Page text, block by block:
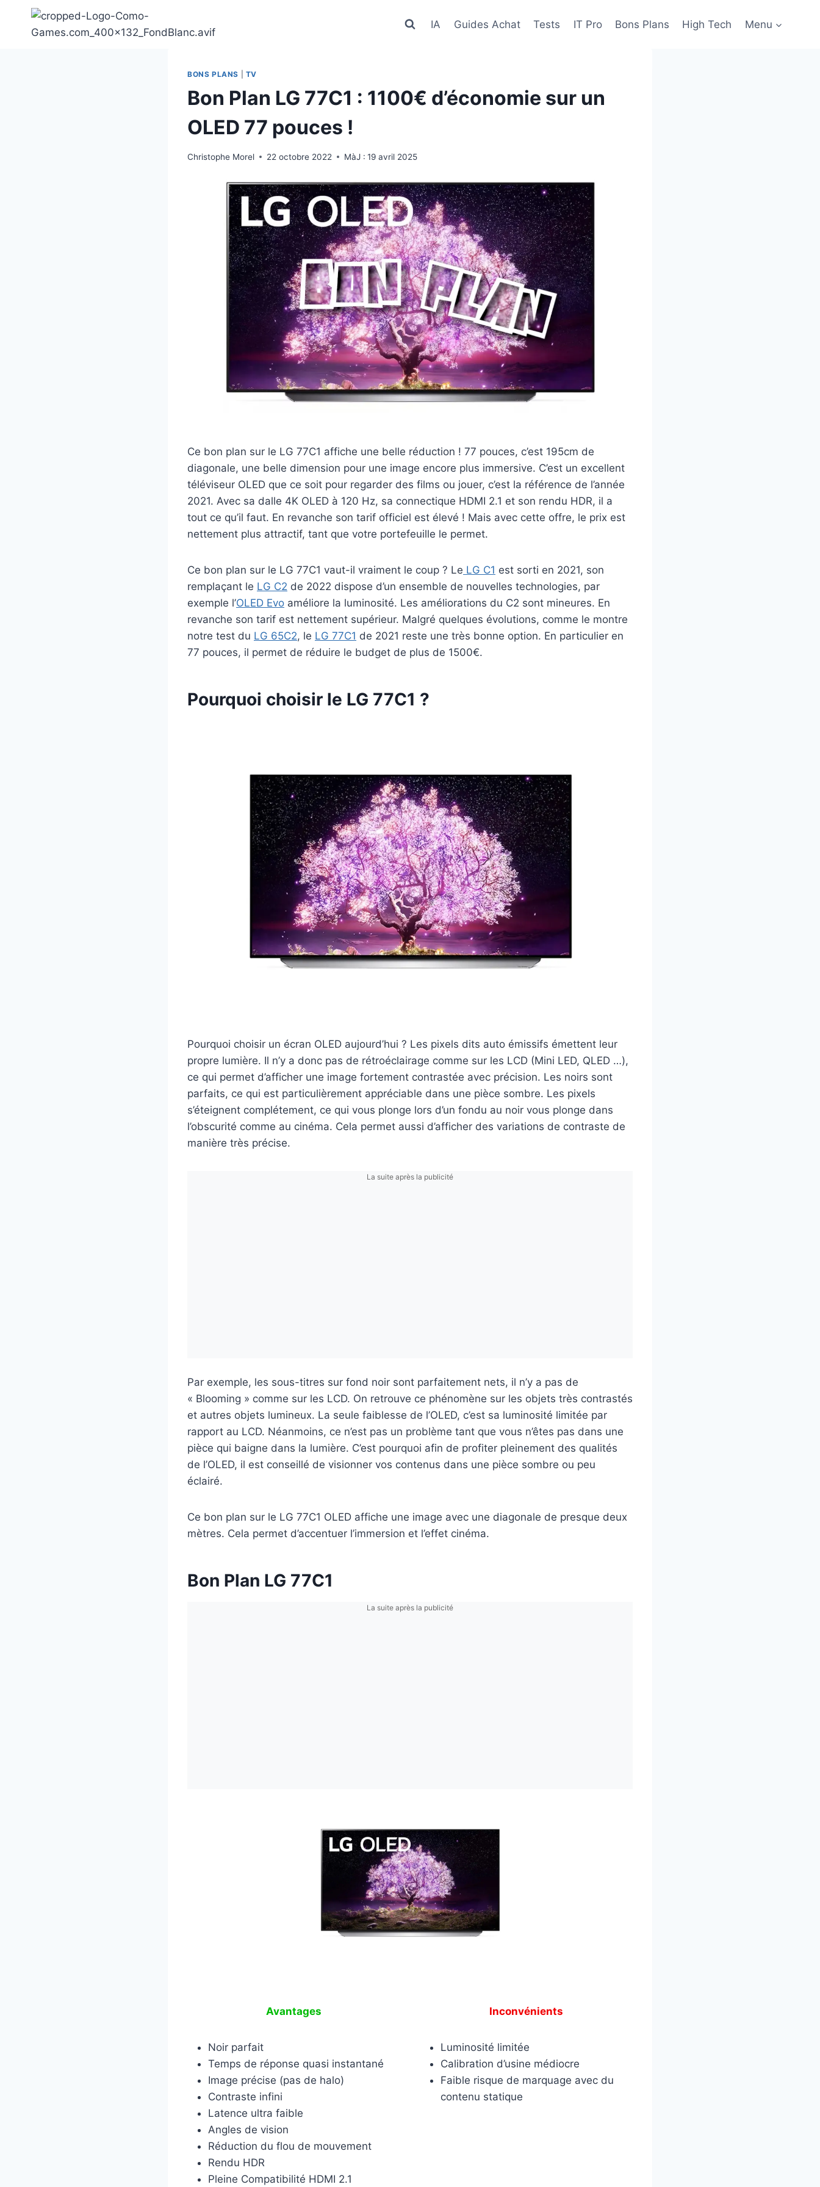
contenu
IA Guides Achat Tests IT Pro Bons Plans High Tech Menu
BONS PLANS TV
Bon Plan LG 77C1 : 1100€ d’économie sur un
OLED 77 pouces !
Christophe Morel 22 octobre 2022 MàJ : 19 avril 2025
Ce bon plan sur le LG 77C1 affiche une belle réduction ! 77 pouces, c’est 195cm de
diagonale, une belle dimension pour une image encore plus immersive. C’est un excellent
téléviseur OLED que ce soit pour regarder des films ou jouer, c’est la référence de l’année
2021. Avec sa dalle 4K OLED à 120 Hz, sa connectique HDMI 2.1 et son rendu HDR, il a
tout ce qu’il faut. En revanche son tarif officiel est élevé ! Mais avec cette offre, le prix est
nettement plus attractif, tant que votre portefeuille le permet.
Ce bon plan sur le LG 77C1 vaut-il vraiment le coup ? Le LG C1 est sorti en 2021, son
remplaçant le LG C2 de 2022 dispose d’un ensemble de nouvelles technologies, par
exemple l’OLED Evo améliore la luminosité. Les améliorations du C2 sont mineures. En
revanche son tarif est nettement supérieur. Malgré quelques évolutions, comme le montre
notre test du LG 65C2, le LG 77C1 de 2021 reste une très bonne option. En particulier en
77 pouces, il permet de réduire le budget de plus de 1500€.
Pourquoi choisir le LG 77C1 ?
Pourquoi choisir un écran OLED aujourd’hui ? Les pixels dits auto émissifs émettent leur
propre lumière. Il n’y a donc pas de rétroéclairage comme sur les LCD (Mini LED, QLED …),
ce qui permet d’afficher une image fortement contrastée avec précision. Les noirs sont
parfaits, ce qui est particulièrement appréciable dans une pièce sombre. Les pixels
s’éteignent complétement, ce qui vous plonge lors d’un fondu au noir vous plonge dans
l’obscurité comme au cinéma. Cela permet aussi d’afficher des variations de contraste de
manière très précise.
La suite après la publicité
Par exemple, les sous-titres sur fond noir sont parfaitement nets, il n’y a pas de
« Blooming » comme sur les LCD. On retrouve ce phénomène sur les objets très contrastés
et autres objets lumineux. La seule faiblesse de l’OLED, c’est sa luminosité limitée par
rapport au LCD. Néanmoins, ce n’est pas un problème tant que vous n’êtes pas dans une
pièce qui baigne dans la lumière. C’est pourquoi afin de profiter pleinement des qualités
de l’OLED, il est conseillé de visionner vos contenus dans une pièce sombre ou peu
éclairé.
Ce bon plan sur le LG 77C1 OLED affiche une image avec une diagonale de presque deux
mètres. Cela permet d’accentuer l’immersion et l’effet cinéma.
Bon Plan LG 77C1
La suite après la publicité
Avantages
Noir parfait
Temps de réponse quasi instantané
Image précise (pas de halo)
Contraste infini
Latence ultra faible
Angles de vision
Réduction du flou de mouvement
Rendu HDR
Pleine Compatibilité HDMI 2.1
Inconvénients
Luminosité limitée
Calibration d’usine médiocre
Faible risque de marquage avec du
contenu statique